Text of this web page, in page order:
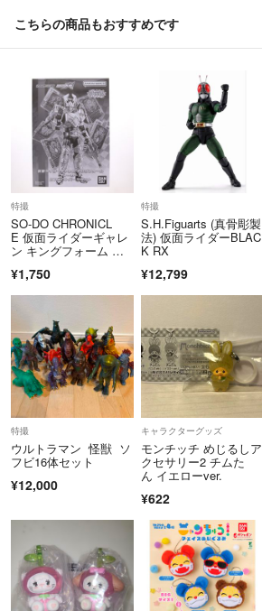
こちらの商品もおすすめです
特撮
SO-DO CHRONICL
E 仮面ライダーギャレ
ン キングフォーム フ
セット 同時購入キャン
ギュア用アクセサリ バ
ンダイ
¥1,750
特撮
S.H.Figuarts (真骨彫製
法) 仮面ライダーBLAC
K RX
¥12,799
特撮
ウルトラマン 怪獣 ソ
フビ16体セット
¥12,000
キャラクターグッズ
モンチッチ めじるしア
クセサリー2 チムた
ん イエローver.
¥622